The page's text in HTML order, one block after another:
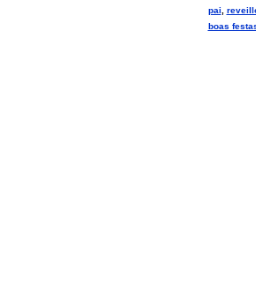
pai
boas